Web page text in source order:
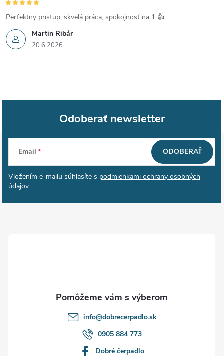
Martin Ribár
20.6.2026
Perfektný prístup, skvelá práca, spokojnosť na 1 👍
Z
á
p
Odoberať newsletter
Email
Vložením e-mailu súhlasíte s podmienkami ochrany osobných
údajov
ODOBERAŤ
info@dobrecerpadlo.sk
0905 884 773
Dobré čerpadlo